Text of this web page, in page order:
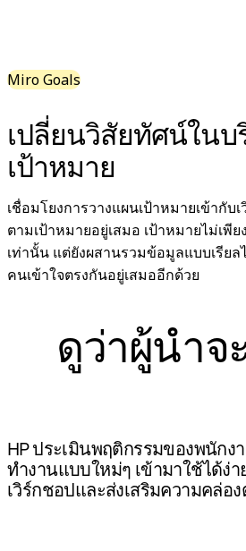
ตามทีมงาน
การจัดการผลิตภัณฑ์
ผู้นำผลิตภัณฑ์และฝ่า
การดำเนินงาน
การตลาด
IT
การเปลี่ยนแปลงด้วย
การเปลี่ยนแปลงวิถีก
ทรัพยากร
การเรียนรู้
เรื่องราวของลูกค้า
Miro Goals
เปลี่ยนวิสัยทัศน์ใน
เป้าหมาย
เชื่อมโยงการวางแผนเป้าหมายเข้ากับ
ตามเป้าหมายอยู่เสมอ เป้าหมายไม่เ
เท่านั้น แต่ยังผสานรวมข้อมูลแบบเรีย
คนเข้าใจตรงกันอยู่เสมออีกด้วย
ดูว่าผู้นำจ
HP ประเมินพฤติกรรมของพนัก
ทำงานแบบใหม่ๆ เข้ามาใช้ได้ง่
เวิร์กชอปและส่งเสริมความคล่อ